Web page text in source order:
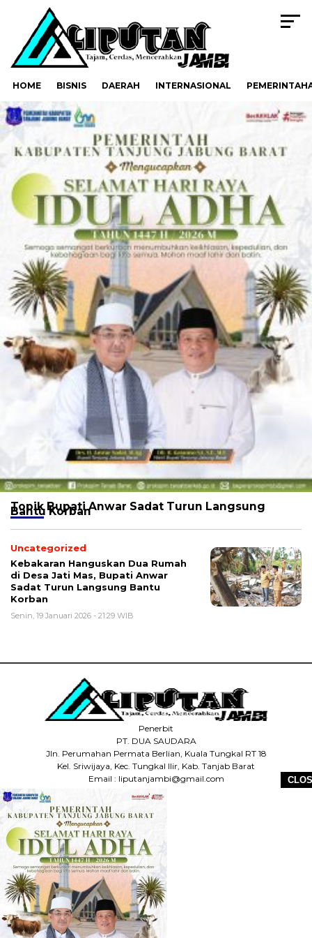
HOME BISNIS DAERAH INTERNASIONAL
Topik Bupati Anwar Sadat Turun Langsung
Bantu Korban
Uncategorized
Kebakaran Hanguskan Dua Rumah
di Desa Jati Mas, Bupati Anwar
Sadat Turun Langsung Bantu
Korban
Senin, 19 Januari 2026 - 21:29 WIB
Penerbit
PT. DUA SAUDARA
Jln. Perumahan Permata Berlian, Kuala Tungkal RT 18
Kel. Sriwijaya, Kec. Tungkal Ilir, Kab. Tanjab Barat
Email : liputanjambi@gmail.com
HP +62 831-5083-5655
HOME REDAKSI
PEDOMAN MEDIA SIBER
DISCLAIMER
INFO IKLAN
COPYRIGHT © 2026 LIPUTANJAMBI.ID - ALL RIGHTS RESERVED